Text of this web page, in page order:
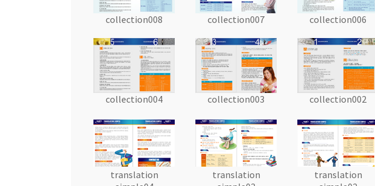
collection008 collection007 collection006
collection004 collection003 collection002
translation
translation
translation